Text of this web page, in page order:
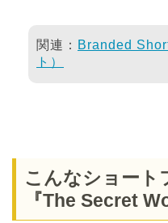
関連： Branded
ト）
こんなショート
『The Secret